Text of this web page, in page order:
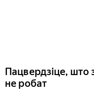
Пацвердзіце, што
не робат